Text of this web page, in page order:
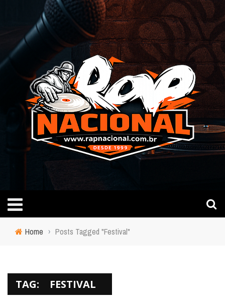
Home › Posts Tagged "Festival"
TAG: FESTIVAL